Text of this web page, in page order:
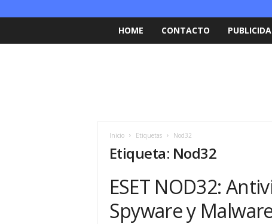
HOME CONTACTO
Inicio Etiquetas Nod32
Etiqueta: Nod32
ESET NOD32:
Spyware y